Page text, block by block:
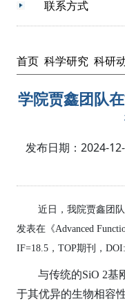
联系方式
首页 科学研究 科研
学院贾鑫团队
发布日期：2024-
近日，我院贾鑫团
发表在《Advanced
IF=18.5，TOP期刊，DOI:
与传统的SiO 2基
于其优异的生物相容